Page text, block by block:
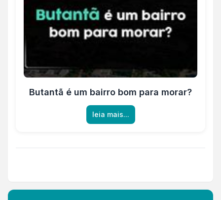
Butantã é um bairro bom para morar?
leia mais...